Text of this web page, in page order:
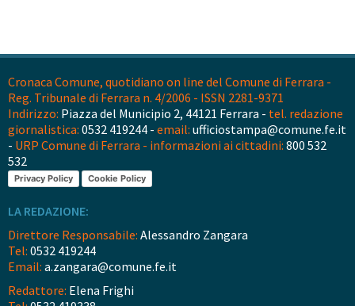
Cronaca Comune, quotidiano on line del Comune di Ferrara -
Reg. Tribunale di Ferrara n. 4/2006 - ISSN 2281-9371
Indirizzo: Piazza del Municipio 2, 44121 Ferrara - tel. redazione
giornalistica: 0532 419244 - email: ufficiostampa@comune.fe.it
- URP Comune di Ferrara - informazioni ai cittadini: 800 532
532
Privacy Policy Cookie Policy
LA REDAZIONE:
Direttore Responsabile: Alessandro Zangara
Tel: 0532 419244
Email: a.zangara@comune.fe.it
Redattore: Elena Frighi